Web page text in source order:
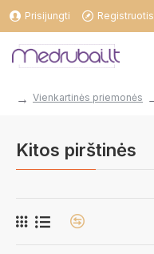
Prisijungti Registruotis
Vienkartinės priemonės
Kitos pirštinės